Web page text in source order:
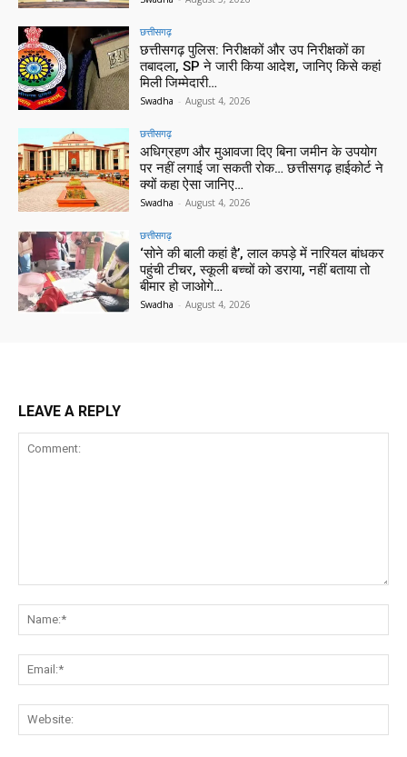
छत्तीसगढ़
छत्तीसगढ़ पुलिस: निरीक्षकों और उप निरीक्षकों का
तबादला, SP ने जारी किया आदेश, जानिए किसे कहां
मिली जिम्मेदारी…
Swadha - August 4, 2026
छत्तीसगढ़
अधिग्रहण और मुआवजा दिए बिना जमीन के उपयोग
पर नहीं लगाई जा सकती रोक… छत्तीसगढ़ हाईकोर्ट ने
क्यों कहा ऐसा जानिए…
Swadha - August 4, 2026
छत्तीसगढ़
‘सोने की बाली कहां है’, लाल कपड़े में नारियल बांधकर
पहुंची टीचर, स्कूली बच्चों को डराया, नहीं बताया तो
बीमार हो जाओगे…
Swadha - August 4, 2026
LEAVE A REPLY